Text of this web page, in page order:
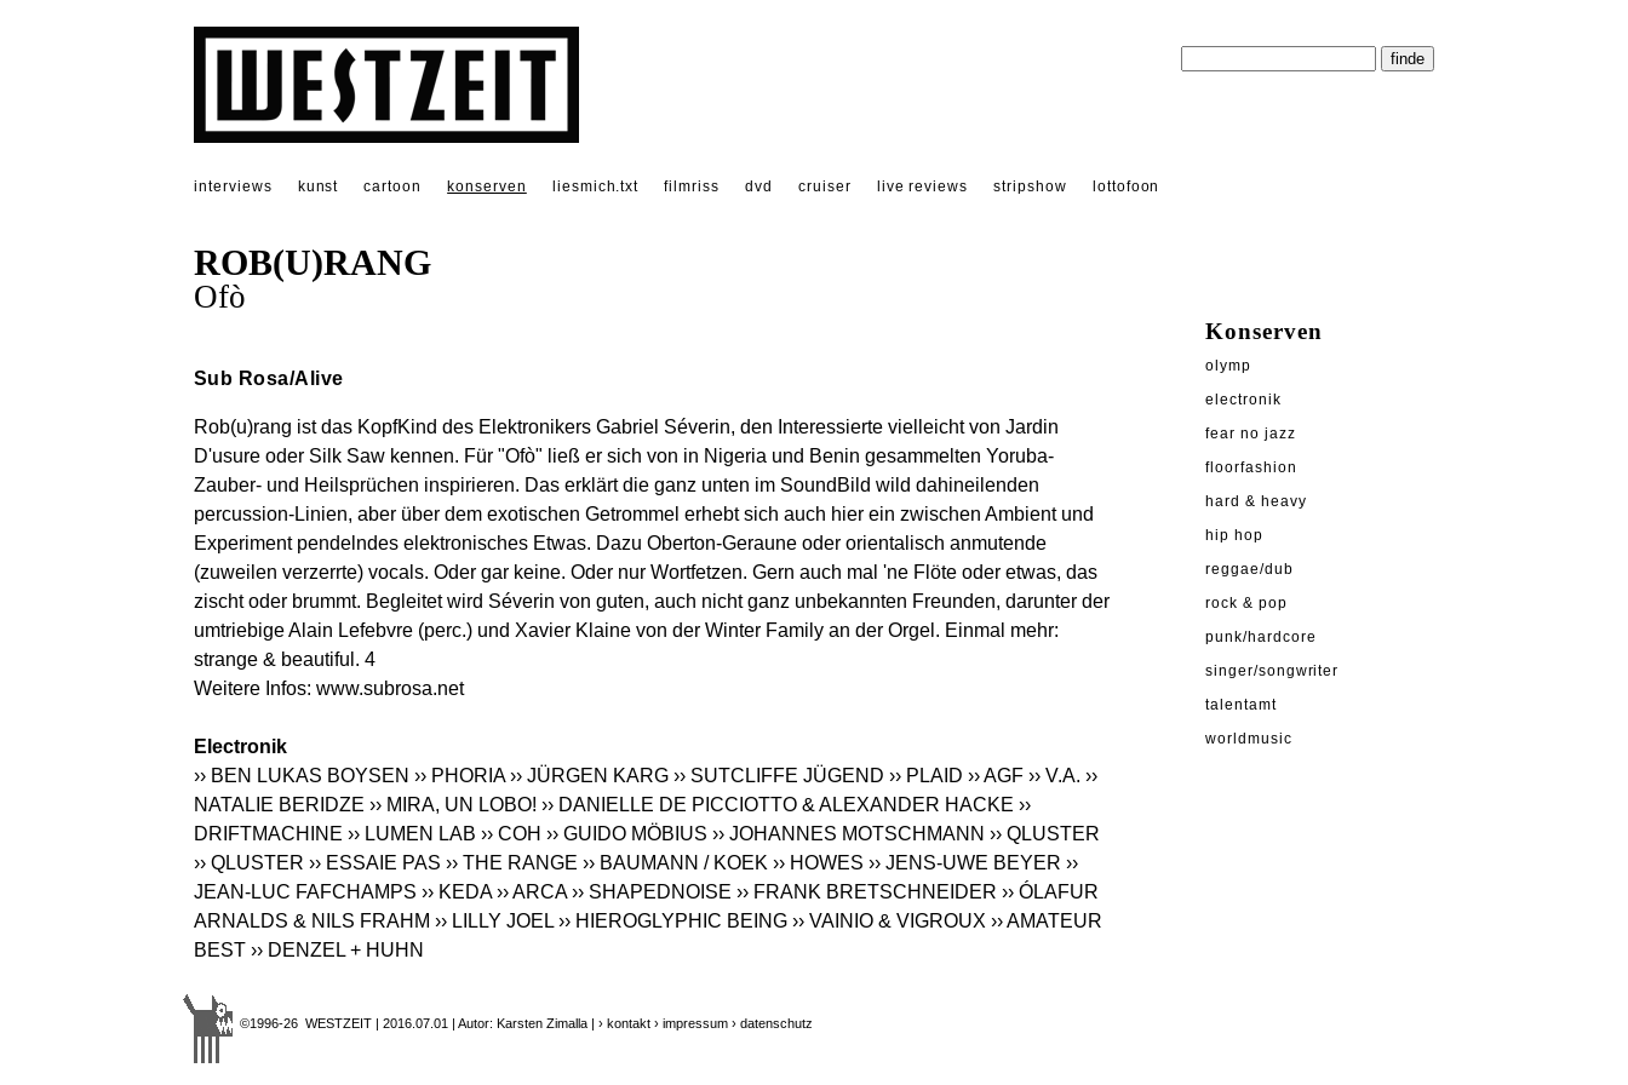
interviews kunst cartoon konserven liesmich.txt filmriss dvd cruiser live reviews stripshow lottofoon
ROB(U)RANG
Ofò
Sub Rosa/Alive
Rob(u)rang ist das KopfKind des Elektronikers Gabriel Séverin, den Interessierte vielleicht von Jardin
D'usure oder Silk Saw kennen. Für "Ofò" ließ er sich von in Nigeria und Benin gesammelten Yoruba-
Zauber- und Heilsprüchen inspirieren. Das erklärt die ganz unten im SoundBild wild dahineilenden
percussion-Linien, aber über dem exotischen Getrommel erhebt sich auch hier ein zwischen Ambient und
Experiment pendelndes elektronisches Etwas. Dazu Oberton-Geraune oder orientalisch anmutende
(zuweilen verzerrte) vocals. Oder gar keine. Oder nur Wortfetzen. Gern auch mal 'ne Flöte oder etwas, das
zischt oder brummt. Begleitet wird Séverin von guten, auch nicht ganz unbekannten Freunden, darunter der
umtriebige Alain Lefebvre (perc.) und Xavier Klaine von der Winter Family an der Orgel. Einmal mehr:
strange & beautiful. 4
Weitere Infos: www.subrosa.net
Electronik
›› BEN LUKAS BOYSEN ›› PHORIA ›› JÜRGEN KARG ›› SUTCLIFFE JÜGEND ›› PLAID ›› AGF ›› V.A. ››
NATALIE BERIDZE ›› MIRA, UN LOBO! ›› DANIELLE DE PICCIOTTO & ALEXANDER HACKE ››
DRIFTMACHINE ›› LUMEN LAB ›› COH ›› GUIDO MÖBIUS ›› JOHANNES MOTSCHMANN ›› QLUSTER
›› QLUSTER ›› ESSAIE PAS ›› THE RANGE ›› BAUMANN / KOEK ›› HOWES ›› JENS-UWE BEYER ››
JEAN-LUC FAFCHAMPS ›› KEDA ›› ARCA ›› SHAPEDNOISE ›› FRANK BRETSCHNEIDER ›› ÓLAFUR
ARNALDS & NILS FRAHM ›› LILLY JOEL ›› HIEROGLYPHIC BEING ›› VAINIO & VIGROUX ›› AMATEUR
BEST ›› DENZEL + HUHN
©1996-26 WESTZEIT | 2016.07.01 | Autor: Karsten Zimalla | › kontakt › impressum › datenschutz
Konserven
olymp
electronik
fear no jazz
floorfashion
hard & heavy
hip hop
reggae/dub
rock & pop
punk/hardcore
singer/songwriter
talentamt
worldmusic